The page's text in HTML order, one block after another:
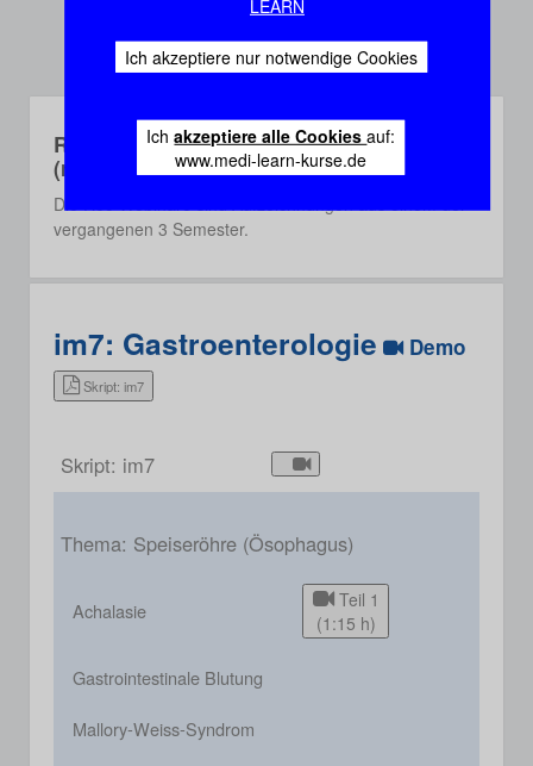
LEARN
Ich akzeptiere nur notwendige Cookies
Ichakzeptiere alle Cookiesauf:
www.medi-learn-kurse.de
Rec-Webinare
(recorded)
Die Rec-Webinare sind Aufzeichnungen aus einem der
vergangenen 3 Semester.
im7: Gastroenterologie Demo
Skript: im7
Skript: im7
Thema: Speiseröhre (Ösophagus)
Achalasie
Teil 1
(1:15 h)
Gastrointestinale Blutung
Mallory-Weiss-Syndrom